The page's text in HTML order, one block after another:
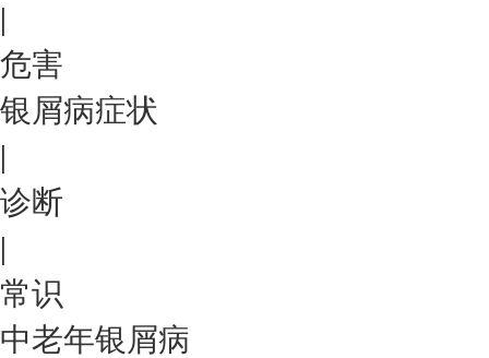
|
危害
银屑病症状
|
诊断
|
常识
中老年银屑病